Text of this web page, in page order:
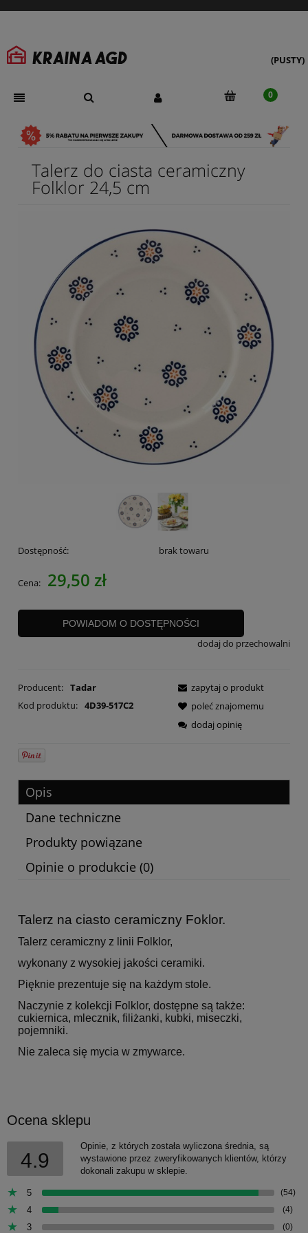
(PUSTY)
Talerz do ciasta ceramiczny
Folklor 24,5 cm
Dostępność: brak towaru
Cena: 29,50 zł
POWIADOM O DOSTĘPNOŚCI
dodaj do przechowalni
Producent: Tadar
Kod produktu: 4D39-517C2
zapytaj o produkt
poleć znajomemu
dodaj opinię
Opis
Dane techniczne
Produkty powiązane
Opinie o produkcie (0)
Talerz na ciasto ceramiczny Foklor.
Talerz ceramiczny z linii Folklor,
wykonany z wysokiej jakości ceramiki.
Pięknie prezentuje się na każdym stole.
Naczynie z kolekcji Folklor, dostępne są także:
cukiernica, mlecznik, filiżanki, kubki, miseczki,
pojemniki.
Nie zaleca się mycia w zmywarce.
Ocena sklepu
4.9
Opinie, z których została wyliczona średnia, są
wystawione przez zweryfikowanych klientów, którzy
dokonali zakupu w sklepie.
5 (54)
4 (4)
3 (0)